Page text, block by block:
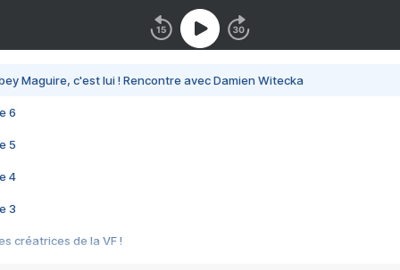
Maguire, c'est lui ! Rencontre avec Damien Witecka
6
5
4
3
créatrices de la VF !